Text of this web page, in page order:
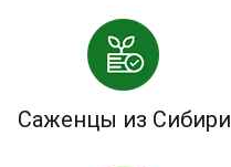
Саженцы из Сибири